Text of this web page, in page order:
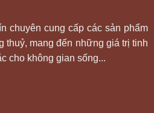
chuyên cung cấp các sản phẩm
thuỷ, mang đến những giá trị tinh
cho không gian sống...